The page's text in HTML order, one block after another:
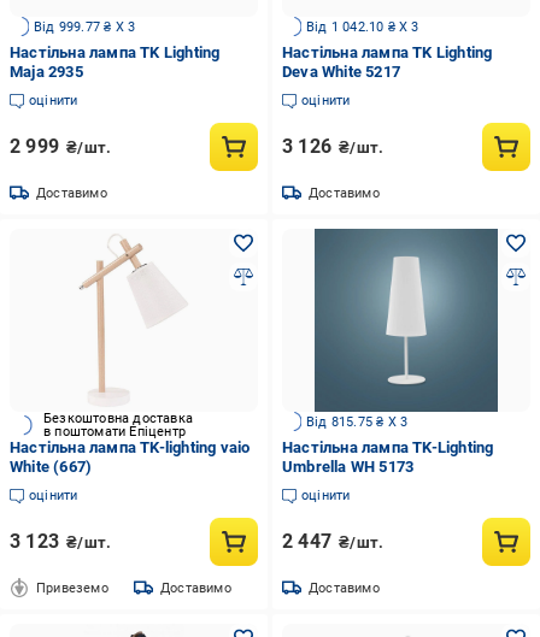
Від 999.77 ₴ X 3
Настільна лампа TK Lighting
Maja 2935
оцінити
2 999 ₴/шт.
Доставимо
Від 1 042.10 ₴ X 3
Настільна лампа TK Lighting
Deva White 5217
оцінити
3 126 ₴/шт.
Доставимо
Безкоштовна доставка
в поштомати Епіцентр
Настільна лампа TK-lighting vaio
White (667)
оцінити
3 123 ₴/шт.
Привеземо Доставимо
Від 815.75 ₴ X 3
Настільна лампа TK-Lighting
Umbrella WH 5173
оцінити
2 447 ₴/шт.
Доставимо